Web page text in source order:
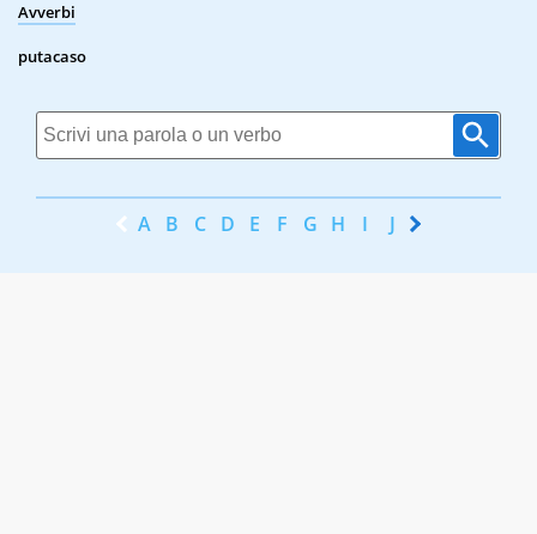
Avverbi
putacaso
A B C D E F G H I J K